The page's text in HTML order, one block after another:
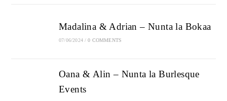
Madalina & Adrian – Nunta la Bokaa
07/06/2024 / 0 COMMENTS
Oana & Alin – Nunta la Burlesque
Events